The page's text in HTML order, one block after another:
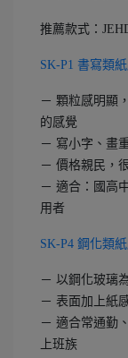
推薦款式：
SK-P1 書寫類
－ 顆粒感明顯
的感覺
－ 寫小字、畫
－ 價格親民，
－ 適合：國高
用者
SK-P4 鋼化類
－ 以鋼化玻璃
－ 表面加上紙
－ 適合常通勤
上班族